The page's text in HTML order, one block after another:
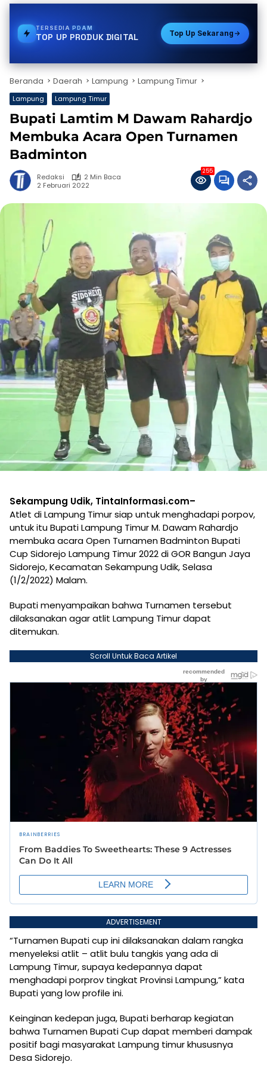
TERSEDIAGAS
TOP UP PRODUK DIGITAL Top Up Sekarang
Beranda Daerah Lampung Lampung Timur
Lampung Lampung Timur
Bupati Lamtim M Dawam Rahardjo
Membuka Acara Open Turnamen
Badminton
Redaksi
2 Min Baca
2 Februari 2022
255
Sekampung Udik, TintaInformasi.com–
Atlet di Lampung Timur siap untuk menghadapi porpov,
untuk itu Bupati Lampung Timur M. Dawam Rahardjo
membuka acara Open Turnamen Badminton Bupati
Cup Sidorejo Lampung Timur 2022 di GOR Bangun Jaya
Sidorejo, Kecamatan Sekampung Udik, Selasa
(1/2/2022) Malam.
Bupati menyampaikan bahwa Turnamen tersebut
dilaksanakan agar atlit Lampung Timur dapat
ditemukan.
Scroll Untuk Baca Artikel
ADVERTISEMENT
“Turnamen Bupati cup ini dilaksanakan dalam rangka
menyeleksi atlit – atlit bulu tangkis yang ada di
Lampung Timur, supaya kedepannya dapat
menghadapi porprov tingkat Provinsi Lampung,” kata
Bupati yang low profile ini.
Keinginan kedepan juga, Bupati berharap kegiatan
bahwa Turnamen Bupati Cup dapat memberi dampak
positif bagi masyarakat Lampung timur khususnya
Desa Sidorejo.